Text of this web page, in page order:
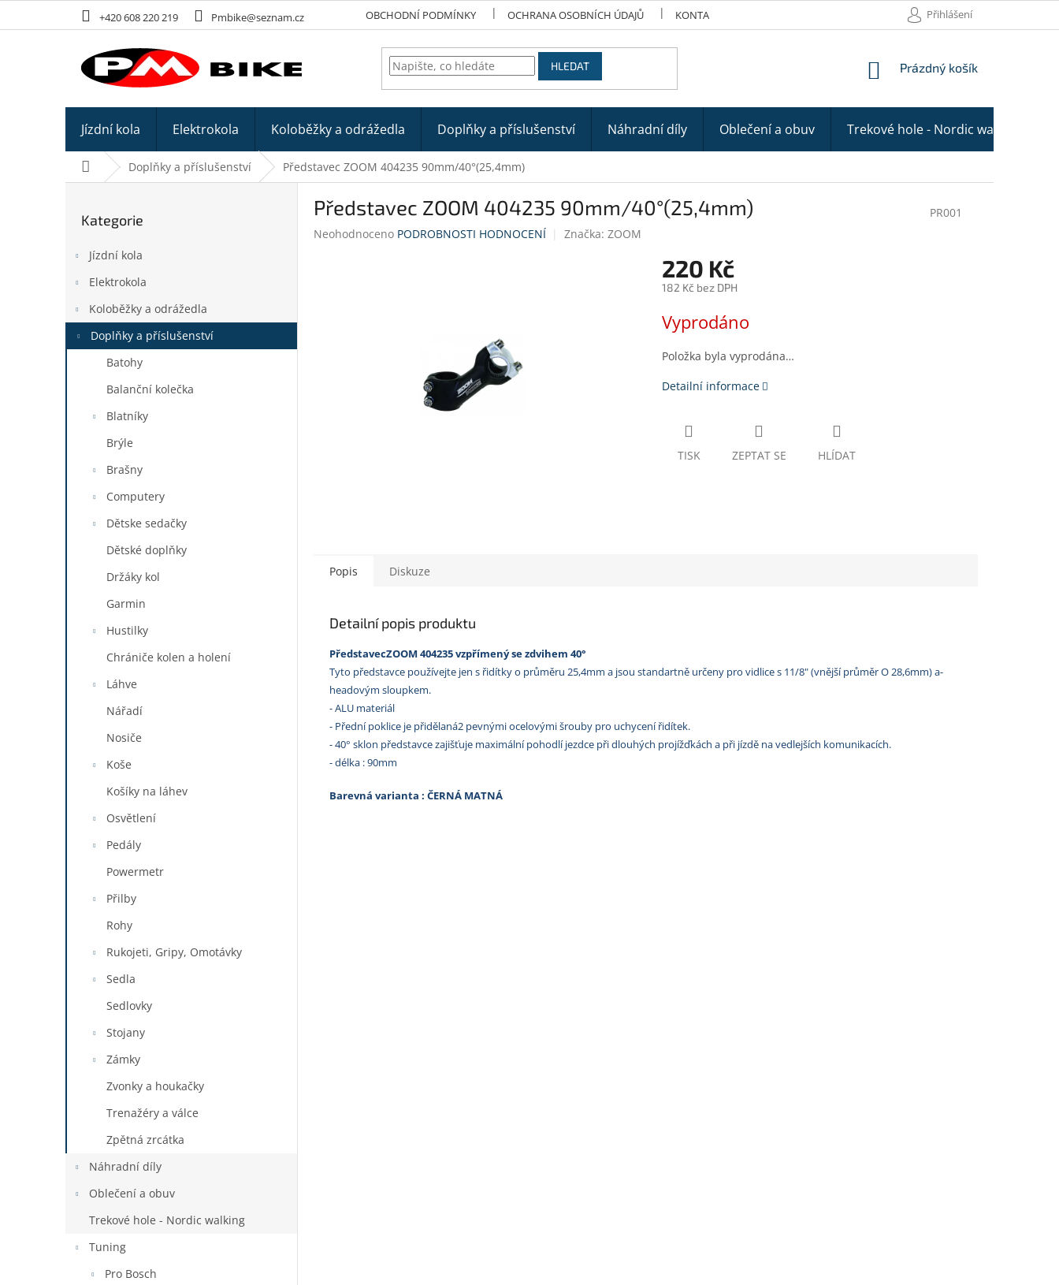
+420 608 220 219 Pmbike@seznam.cz OBCHODNÍ PODMÍNKY OCHRANA OSOBNÍCH ÚDAJŮ KONTAKTY Přihlášení
HLEDAT
NÁKUPNÍ
Prázdný košík
Jízdní kola Elektrokola Koloběžky a odrážedla Doplňky a příslušenství Náhradní díly Oblečení a obuv Trekové hole - Nordic walking
Domů Doplňky a příslušenství Představec ZOOM 404235 90mm/40°(25,4mm)
p
Přeskočit
Kategorie
Jízdní kola
Elektrokola
Koloběžky a odrážedla
Doplňky a příslušenství
Batohy
Balanční kolečka
Blatníky
Brýle
Brašny
Computery
Dětske sedačky
Dětské doplňky
Držáky kol
Garmin
Hustilky
Chrániče kolen a holení
Láhve
Nářadí
Nosiče
Koše
Košíky na láhev
Osvětlení
Pedály
Powermetr
Přilby
Rohy
Rukojeti, Gripy, Omotávky
Sedla
Sedlovky
Stojany
Zámky
Zvonky a houkačky
Trenažéry a válce
Zpětná zrcátka
Náhradní díly
Oblečení a obuv
Trekové hole - Nordic walking
Tuning
Pro Bosch
Představec ZOOM 404235 90mm/40°(25,4mm)
PR001
Průměrné
Neohodnoceno PODROBNOSTI HODNOCENÍ Značka: ZOOM
220 Kč
182 Kč bez DPH
cena:
Vyprodáno
Položka byla vyprodána…
Detailní informace
TISK ZEPTAT SE HLÍDAT
Popis Diskuze
Detailní popis produktu
PředstavecZOOM 404235 vzpřímený se zdvihem 40°
Tyto představce používejte jen s řidítky o průměru 25,4mm a jsou standartně určeny pro vidlice s 11/8" (vnější průměr O 28,6mm) a-
headovým sloupkem.
- ALU materiál
- Přední poklice je přidělaná2 pevnými ocelovými šrouby pro uchycení řidítek.
- 40° sklon představce zajišťuje maximální pohodlí jezdce při dlouhých projížďkách a při jízdě na vedlejších komunikacích.
- délka : 90mm
Barevná varianta : ČERNÁ MATNÁ